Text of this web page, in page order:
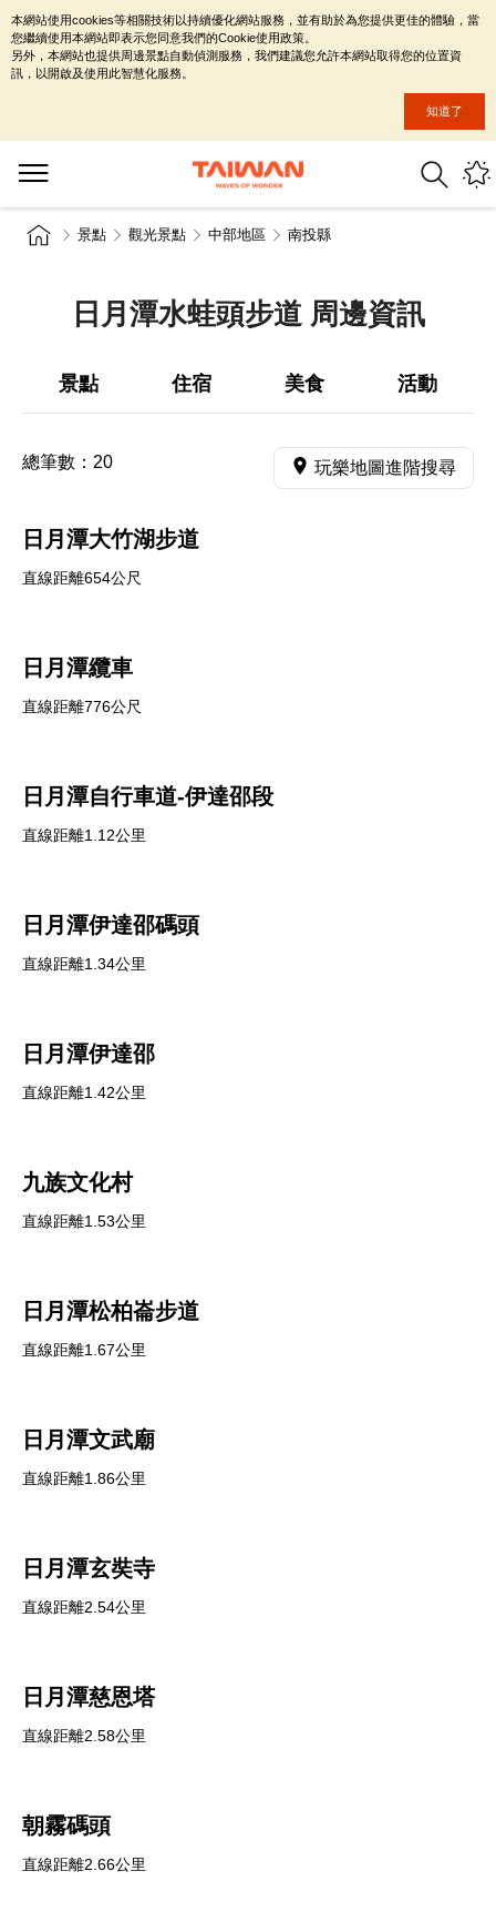
景點 觀光景點 中部地區 南投縣
日月潭水蛙頭步道 周邊資訊
景點 住宿 美食 活動
總筆數： 20 玩樂地圖進階搜尋
日月潭大竹湖步道
直線距離654公尺
日月潭纜車
直線距離776公尺
日月潭自行車道-伊達邵段
直線距離1.12公里
日月潭伊達邵碼頭
直線距離1.34公里
日月潭伊達邵
直線距離1.42公里
九族文化村
直線距離1.53公里
日月潭松柏崙步道
直線距離1.67公里
日月潭文武廟
直線距離1.86公里
日月潭玄奘寺
直線距離2.54公里
日月潭慈恩塔
直線距離2.58公里
朝霧碼頭
直線距離2.66公里
本網站使用cookies等相關技術以持續優化網站服務，並有助於為您提供更佳的體驗，當
您繼續使用本網站即表示您同意我們的Cookie使用政策。
另外，本網站也提供周邊景點自動偵測服務，我們建議您允許本網站取得您的位置資
訊，以開啟及使用此智慧化服務。
知道了